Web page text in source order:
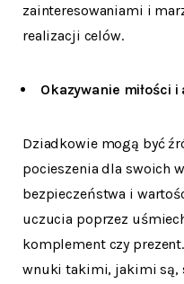
zainteresowaniami i
realizacji celów.
Okazywanie miłości
Dziadkowie mogą być
pocieszenia dla swoich
bezpieczeństwa i
uczucia poprzez
komplement czy
wnuki takimi, jakimi są,